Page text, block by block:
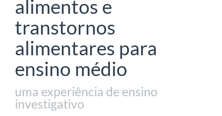
alimentos e
transtornos
alimentares para
ensino médio
uma experiência de ensino
investigativo